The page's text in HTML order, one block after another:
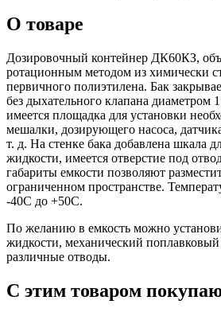
О товаре
Дозировочный контейнер ДК60КЗ,
ротационным методом из химически
первичного полиэтилена. Бак
без дыхательного клапана диаметром
имеется площадка для установки
мешалки, дозирующего насоса,
т. д. На стенке бака добавлена шкала
жидкости, имеется отверстие под
габариты емкости позволяют
ограниченном пространстве.
-40С до +50С.
По желанию в емкость можно
жидкости, механический
различные отводы.
С этим товаром